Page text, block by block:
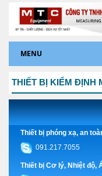
MENU
THIẾT BỊ KIỂM ĐỊNH
Thiết bị phóng xạ, an
091.217.7055
Thiết bị Cơ lý, Nhiệt độ,